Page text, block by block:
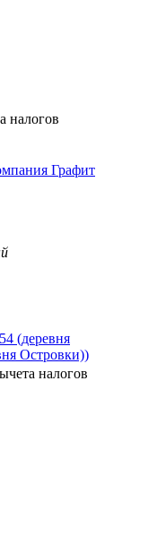
налогов
Графит
(деревня
Островки))
налогов